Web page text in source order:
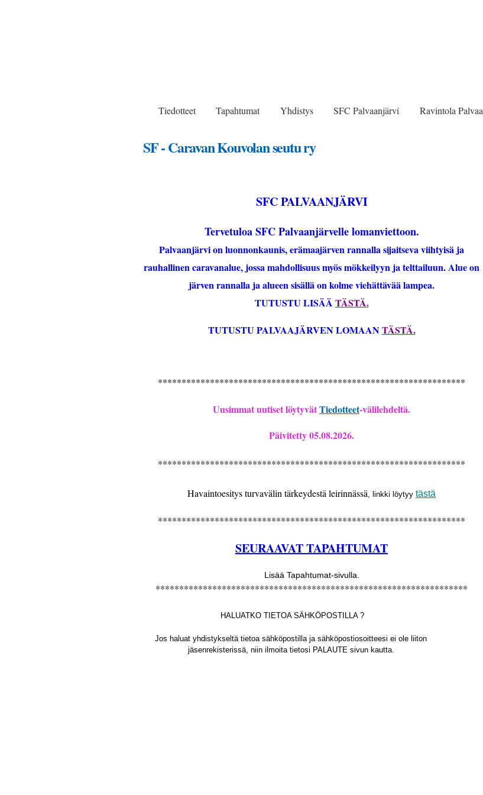
Tiedotteet Tapahtumat Yhdistys SFC Palvaanjärvi Ravintola Palvaa
SF - Caravan Kouvolan seutu ry
SFC PALVAANJÄRVI
Tervetuloa SFC Palvaanjärvelle lomanviettoon.
Palvaanjärvi on luonnonkaunis, erämaajärven rannalla sijaitseva viihtyisä ja
rauhallinen caravanalue, jossa mahdollisuus myös mökkeilyyn ja telttailuun. Alue on
järven rannalla ja alueen sisällä on kolme viehättävää lampea.
TUTUSTU LISÄÄ TÄSTÄ.
TUTUSTU PALVAAJÄRVEN LOMAANTÄSTÄ.
*****************************************************************
Uusimmat uutiset löytyvätTiedotteet-välilehdeltä.
Päivitetty 05.08.2026.
*****************************************************************
Havaintoesitys turvavälin tärkeydestä leirinnässä, linkki löytyy tästä
*****************************************************************
SEURAAVAT TAPAHTUMAT
Lisää Tapahtumat-sivulla.
******************************************************************
HALUATKO TIETOA SÄHKÖPOSTILLA ?
Jos haluat yhdistykseltä tietoa sähköpostilla ja sähköpostiosoitteesi ei ole liiton
jäsenrekisterissä, niin ilmoita tietosi PALAUTE sivun kautta.